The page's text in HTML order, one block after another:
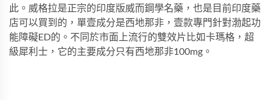
此。威格拉是正宗的印度版威而鋼學名藥，也是目前印度藥
店可以買到的，單壹成分是西地那非，壹款專門針對渤起功
能障礙ED的。不同於市面上流行的雙效片比如卡瑪格，超
級犀利士，它的主要成分只有西地那非100mg。